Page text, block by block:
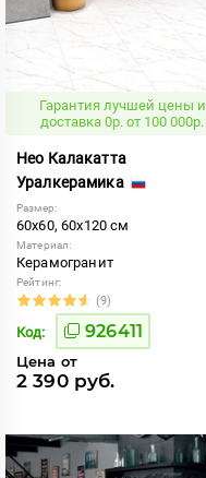
Гарантия лучшей цены и
доставка 0р. от 100 000р.
Нео Калакатта
Уралкерамика
Размер:
60x60, 60x120 см
Материал:
Керамогранит
Рейтинг:
(9)
Код: 926411
Цена от
2 390 руб.